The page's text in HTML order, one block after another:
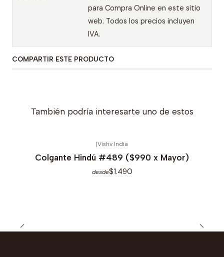
para Compra Online en este sitio
web. Todos los precios incluyen
IVA.
COMPARTIR ESTE PRODUCTO
También podría interesarte uno de estos
|Vishv India
Colgante Hindú #489 ($990 x Mayor)
desde$1.490